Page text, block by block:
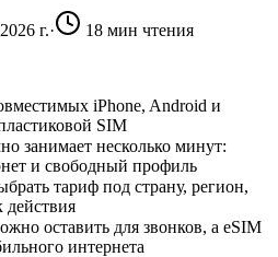
г.· 18 мин чтения
iPhone, Android и
SIM
занимает несколько минут:
и свободный профиль
тариф под страну, регион,
действия
оставить для звонков, а eSIM
интернета